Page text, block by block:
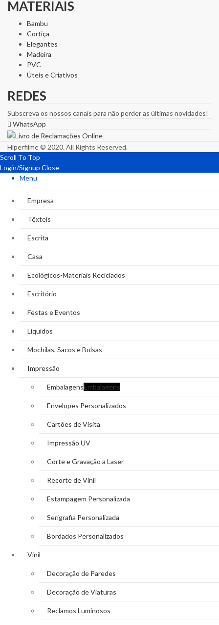
MATERIAIS
Bambu
Cortiça
Elegantes
Madeira
PVC
Úteis e Criativos
REDES
Subscreva os nossos canais para não perder as últimas novidades!
WhatsApp
Hiperfilme © 2020. All Rights Reserved.
Scroll To Top
Login/Signup Close
Menu
Empresa
Têxteis
Escrita
Casa
Ecológicos-Materiais Reciclados
Escritório
Festas e Eventos
Líquidos
Mochilas, Sacos e Bolsas
Impressão
EmbalagensEmbalagens
Envelopes Personalizados
Cartões de Visita
Impressão UV
Corte e Gravação a Laser
Recorte de Vinil
Estampagem Personalizada
Serigrafia Personalizada
Bordados Personalizados
Vinil
Decoração de Paredes
Decoração de Viaturas
Reclamos Luminosos